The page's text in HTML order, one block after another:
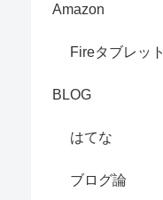
Amazon
Fireタブレット
BLOG
はてな
ブログ論